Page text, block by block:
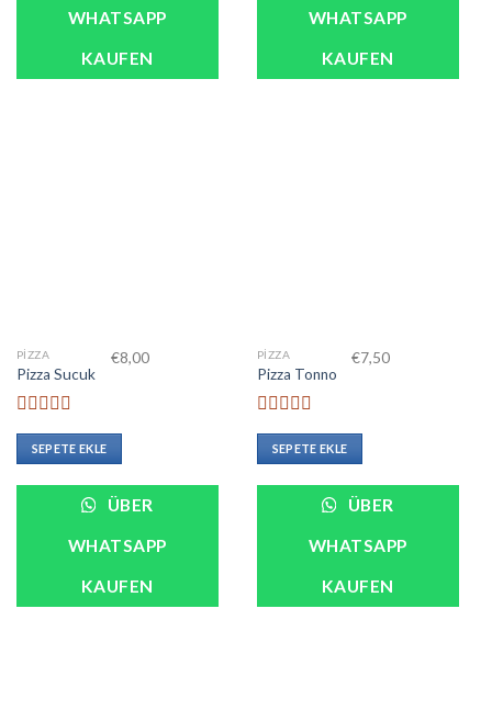
WHATSAPP
KAUFEN
WHATSAPP
KAUFEN
PIZZA
Pizza Sucuk
5
üzerinden
0
oy
€8,00
SEPETE EKLE
ÜBER
WHATSAPP
KAUFEN
PIZZA
Pizza Tonno
5
üzerinden
0
oy
€7,50
SEPETE EKLE
ÜBER
WHATSAPP
KAUFEN